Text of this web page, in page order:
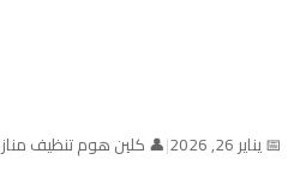
📅 يناير 26, 2026 |👤 كلين هوم تنظيف منازل